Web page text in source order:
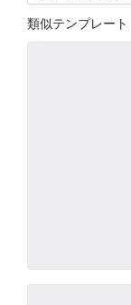
類似テンプレート